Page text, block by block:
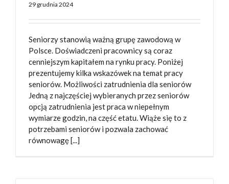
29 grudnia 2024
Seniorzy stanowią ważną grupę zawodową w
Polsce. Doświadczeni pracownicy są coraz
cenniejszym kapitałem na rynku pracy. Poniżej
prezentujemy kilka wskazówek na temat pracy
seniorów. Możliwości zatrudnienia dla seniorów
Jedną z najczęściej wybieranych przez seniorów
opcją zatrudnienia jest praca w niepełnym
wymiarze godzin, na część etatu. Wiąże się to z
potrzebami seniorów i pozwala zachować
równowagę [...]